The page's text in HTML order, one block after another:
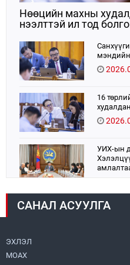
Нөөцийн махны
нээлттэй ил тод
мэндийн
16
УИХ-ын
САНАЛ АСУУЛГА
ЭХЛЭЛ
МОАХ